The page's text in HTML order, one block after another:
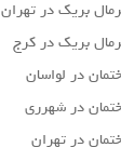
بریک در تهران
بریک در کرج
در لواسان
در شهرری
در تهران